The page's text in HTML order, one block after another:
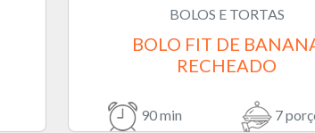
BOLOS E TORTAS
BOLO FIT DE
RECHEADO
90 min 7